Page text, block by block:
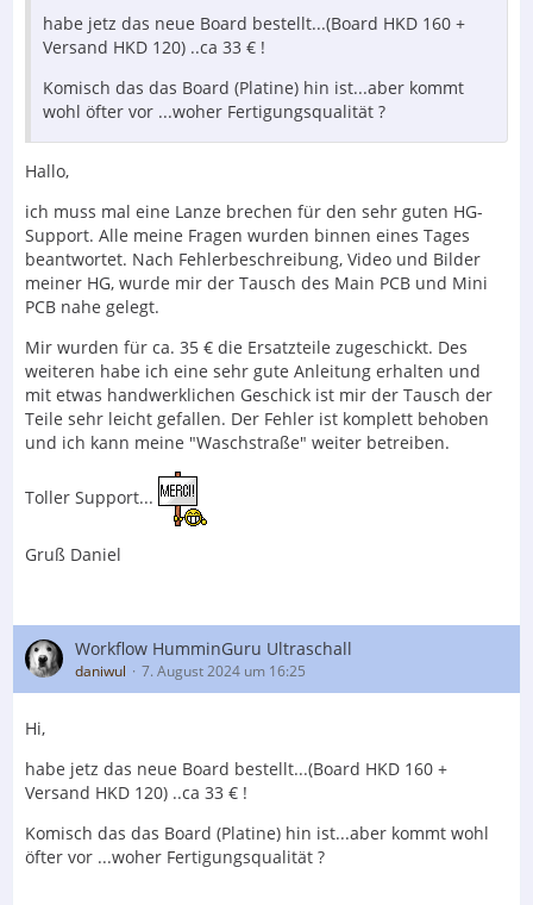
kann aber das dürfte ein Wunschtraum sein.
einen Tipp.
habe jetz das neue Board bestellt...(Board HKD 160 +
Versand HKD 120) ..ca 33 € !
Komisch das das Board (Platine) hin ist...aber kommt
wohl öfter vor ...woher Fertigungsqualität ?
Hallo,
ich muss mal eine Lanze brechen für den sehr guten HG-
Support. Alle meine Fragen wurden binnen eines Tages
beantwortet. Nach Fehlerbeschreibung, Video und Bilder
meiner HG, wurde mir der Tausch des Main PCB und Mini
PCB nahe gelegt.
Mir wurden für ca. 35 € die Ersatzteile zugeschickt. Des
weiteren habe ich eine sehr gute Anleitung erhalten und
mit etwas handwerklichen Geschick ist mir der Tausch der
Teile sehr leicht gefallen. Der Fehler ist komplett behoben
und ich kann meine "Waschstraße" weiter betreiben.
Toller Support...
Gruß Daniel
Workflow HumminGuru Ultraschall
daniwul 7. August 2024 um 16:25
Hi,
habe jetz das neue Board bestellt...(Board HKD 160 +
Versand HKD 120) ..ca 33 € !
Komisch das das Board (Platine) hin ist...aber kommt wohl
öfter vor ...woher Fertigungsqualität ?